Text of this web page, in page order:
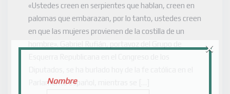
«Ustedes creen en serpientes que hablan, creen en
palomas que embarazan, por lo tanto, ustedes creen
en que las mujeres provienen de la costilla de un
Parlamento español, mientras se […]
Nombre
×